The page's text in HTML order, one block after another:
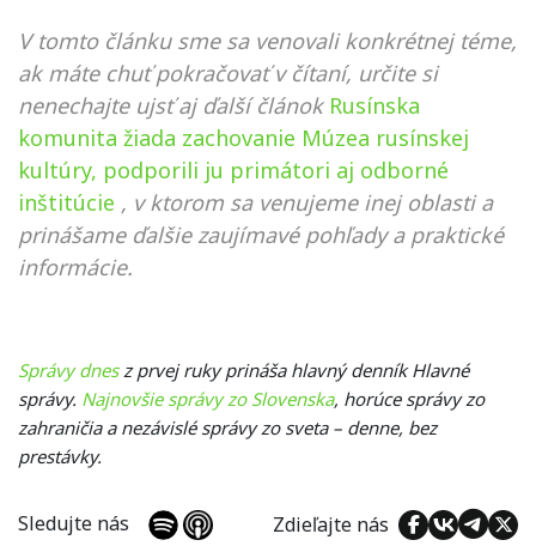
V tomto článku sme sa venovali konkrétnej téme,
ak máte chuť pokračovať v čítaní, určite si
nenechajte ujsť aj ďalší článok Rusínska
komunita žiada zachovanie Múzea rusínskej
kultúry, podporili ju primátori aj odborné
inštitúcie , v ktorom sa venujeme inej oblasti a
prinášame ďalšie zaujímavé pohľady a praktické
informácie.
Správy dnesz prvej ruky prináša hlavný denník Hlavné
správy. Najnovšie správy zo Slovenska, horúce správy zo
zahraničia a nezávislé správy zo sveta – denne, bez
prestávky.
Sledujte nás Zdieľajte nás